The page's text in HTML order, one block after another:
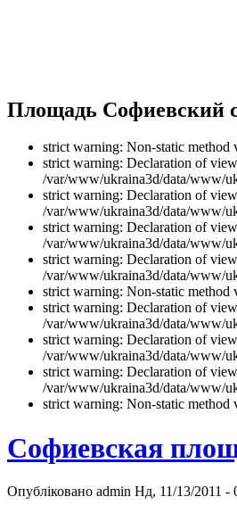
Площадь Софиевский
strict warning: Non-static
strict warning: Declaration of
/var/www/ukraina3d/data/www/
strict warning: Declaration of
/var/www/ukraina3d/data/www/
strict warning: Declaration of
/var/www/ukraina3d/data/www/
strict warning: Declaration of
/var/www/ukraina3d/data/www/
strict warning: Non-static
strict warning: Declaration of
/var/www/ukraina3d/data/www/
strict warning: Declaration of
/var/www/ukraina3d/data/www/
strict warning: Declaration of
/var/www/ukraina3d/data/www/
strict warning: Non-static
Софиевская
Опубліковано admin Нд, 11/13/2011 -